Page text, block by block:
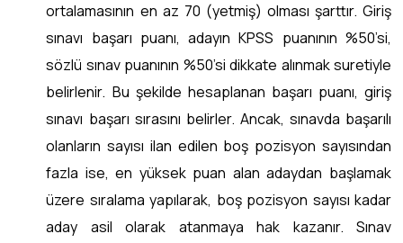
ortalamasının en az 70 (yetmiş) olması şarttır. Giriş
sınavı başarı puanı, adayın KPSS puanının %50’si,
sözlü sınav puanının %50’si dikkate alınmak suretiyle
belirlenir. Bu şekilde hesaplanan başarı puanı, giriş
sınavı başarı sırasını belirler. Ancak, sınavda başarılı
olanların sayısı ilan edilen boş pozisyon sayısından
fazla ise, en yüksek puan alan adaydan başlamak
üzere sıralama yapılarak, boş pozisyon sayısı kadar
aday asil olarak atanmaya hak kazanır. Sınav